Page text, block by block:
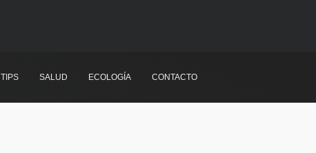
TIPS SALUD ECOLOGÍA CONTACTO